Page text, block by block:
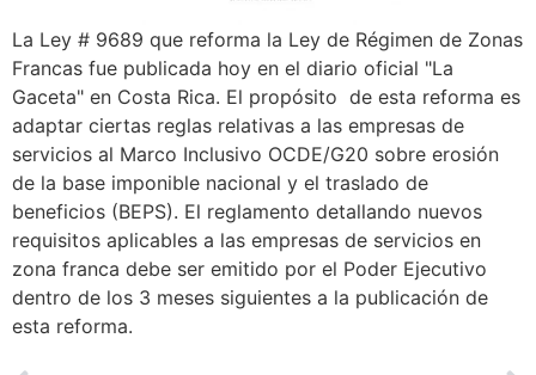
La Ley # 9689 que reforma la Ley de Régimen de Zonas
Francas fue publicada hoy en el diario oficial "La
Gaceta" en Costa Rica. El propósito de esta reforma es
adaptar ciertas reglas relativas a las empresas de
servicios al Marco Inclusivo OCDE/G20 sobre erosión
de la base imponible nacional y el traslado de
beneficios (BEPS). El reglamento detallando nuevos
requisitos aplicables a las empresas de servicios en
zona franca debe ser emitido por el Poder Ejecutivo
dentro de los 3 meses siguientes a la publicación de
esta reforma.